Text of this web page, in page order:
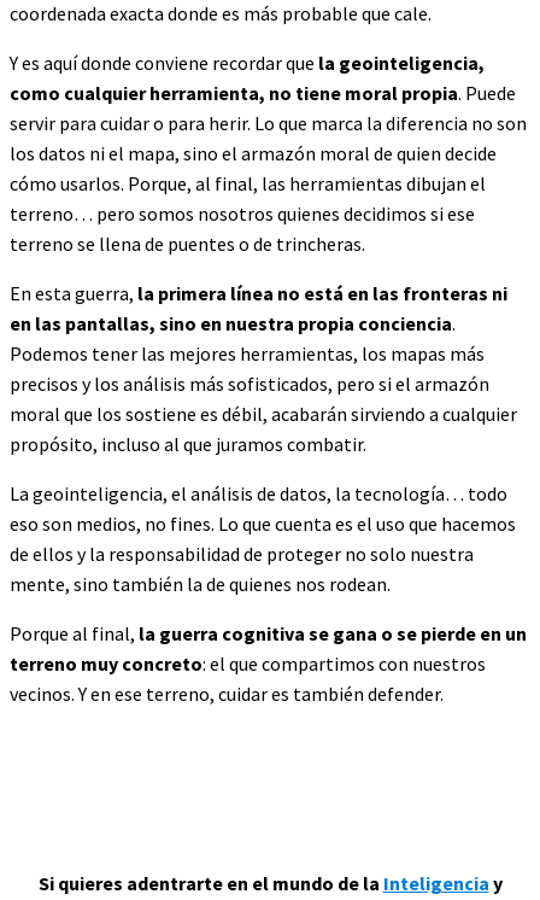
coordenada exacta donde es más probable que cale.
Y es aquí donde conviene recordar que la geointeligencia,
como cualquier herramienta, no tiene moral propia. Puede
servir para cuidar o para herir. Lo que marca la diferencia no son
los datos ni el mapa, sino el armazón moral de quien decide
cómo usarlos. Porque, al final, las herramientas dibujan el
terreno… pero somos nosotros quienes decidimos si ese
terreno se llena de puentes o de trincheras.
En esta guerra, la primera línea no está en las fronteras ni
en las pantallas, sino en nuestra propia conciencia.
Podemos tener las mejores herramientas, los mapas más
precisos y los análisis más sofisticados, pero si el armazón
moral que los sostiene es débil, acabarán sirviendo a cualquier
propósito, incluso al que juramos combatir.
La geointeligencia, el análisis de datos, la tecnología… todo
eso son medios, no fines. Lo que cuenta es el uso que hacemos
de ellos y la responsabilidad de proteger no solo nuestra
mente, sino también la de quienes nos rodean.
Porque al final, la guerra cognitiva se gana o se pierde en un
terreno muy concreto: el que compartimos con nuestros
vecinos. Y en ese terreno, cuidar es también defender.
Si quieres adentrarte en el mundo de la Inteligencia y